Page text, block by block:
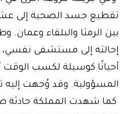
تقطيع جسد الضحية إلى
بين الرمثا والبلقاء
إحالته إلى مستشفى
أحيانًا كوسيلة لكسب الوقت
المسؤولية. وقد وُجهت إليه
كما شهدت المملكة حادثة